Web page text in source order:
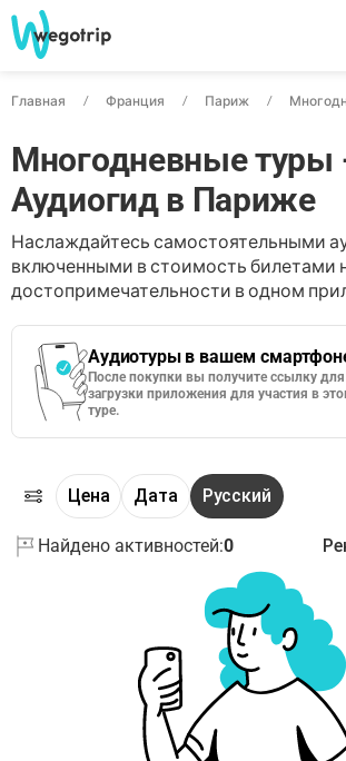
Главная Франция Париж
Многодневные туры
Аудиогид в Париже
Наслаждайтесь самостоятельными
включенными в стоимость билетами
достопримечательности в одном
Аудиотуры в вашем
После покупки вы получите ссылку для
загрузки приложения для участия в
туре.
Цена Дата Русский
Найдено активностей:0